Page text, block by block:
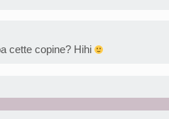
cette copine? Hihi